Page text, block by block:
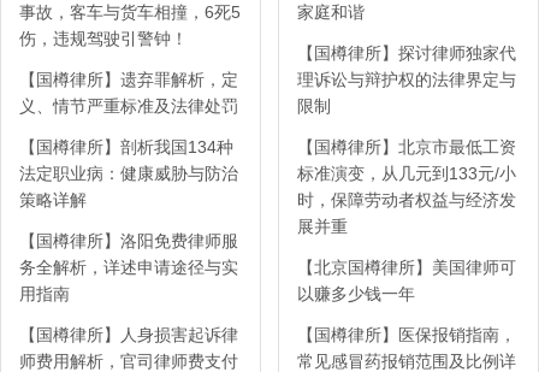
事故，客车与货车相撞，6死5
伤，违规驾驶引警钟！
【国樽律所】遗弃罪解析，定
义、情节严重标准及法律处罚
【国樽律所】剖析我国134种
法定职业病：健康威胁与防治
策略详解
【国樽律所】洛阳免费律师服
务全解析，详述申请途径与实
用指南
【国樽律所】人身损害起诉律
师费用解析，官司律师费支付
家庭和谐
【国樽律所】探讨律师独家代
理诉讼与辩护权的法律界定与
限制
【国樽律所】北京市最低工资
标准演变，从几元到133元/小
时，保障劳动者权益与经济发
展并重
【北京国樽律所】美国律师可
以赚多少钱一年
【国樽律所】医保报销指南，
常见感冒药报销范围及比例详